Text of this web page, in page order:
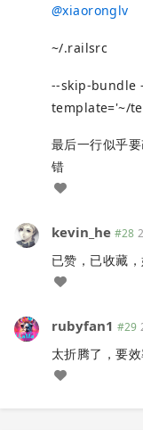
@xiaoronglv
~/.railsrc
--skip-bundle
template='~/
最后一行似乎
错
kevin_he #28
已赞，已收藏，
rubyfan1 #29
太折腾了，要